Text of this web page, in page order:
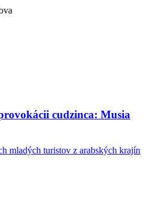
cudzinca: Musia
mladých turistov z arabských krajín